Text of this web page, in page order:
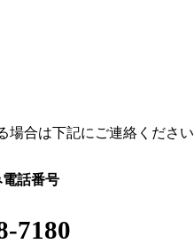
場合は下記にご連絡くださ
話番号
7180